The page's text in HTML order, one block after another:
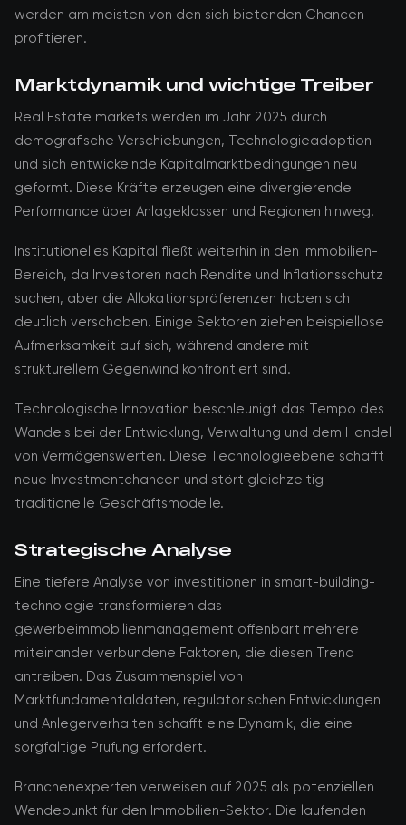
werden am meisten von den sich bietenden Chancen
profitieren.
Marktdynamik und wichtige Treiber
Real Estate markets werden im Jahr 2025 durch
demografische Verschiebungen, Technologieadoption
und sich entwickelnde Kapitalmarktbedingungen neu
geformt. Diese Kräfte erzeugen eine divergierende
Performance über Anlageklassen und Regionen hinweg.
Institutionelles Kapital fließt weiterhin in den Immobilien-
Bereich, da Investoren nach Rendite und Inflationsschutz
suchen, aber die Allokationspräferenzen haben sich
deutlich verschoben. Einige Sektoren ziehen beispiellose
Aufmerksamkeit auf sich, während andere mit
strukturellem Gegenwind konfrontiert sind.
Technologische Innovation beschleunigt das Tempo des
Wandels bei der Entwicklung, Verwaltung und dem Handel
von Vermögenswerten. Diese Technologieebene schafft
neue Investmentchancen und stört gleichzeitig
traditionelle Geschäftsmodelle.
Strategische Analyse
Eine tiefere Analyse von investitionen in smart-building-
technologie transformieren das
gewerbeimmobilienmanagement offenbart mehrere
miteinander verbundene Faktoren, die diesen Trend
antreiben. Das Zusammenspiel von
Marktfundamentaldaten, regulatorischen Entwicklungen
und Anlegerverhalten schafft eine Dynamik, die eine
sorgfältige Prüfung erfordert.
Branchenexperten verweisen auf 2025 als potenziellen
Wendepunkt für den Immobilien-Sektor. Die laufenden